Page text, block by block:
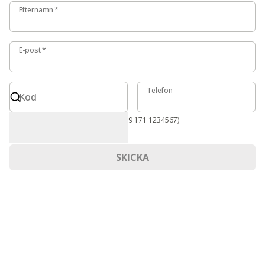
Efternamn
Efternamn*
E-post
E-post*
Kod
Kod
Telefon
Telefon
Internationellt format krävs (t.ex. +49 171 1234567)
SKICKA